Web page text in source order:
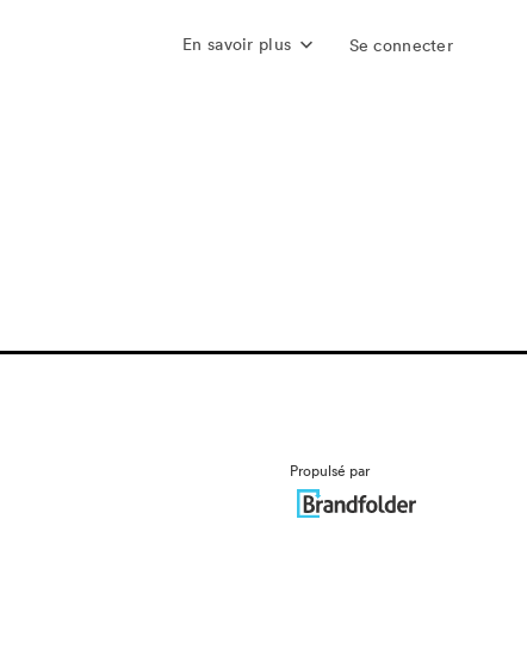
En savoir plus Se connecter
Propulsé par